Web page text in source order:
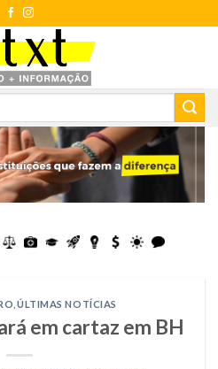
ÚLTIMAS NOTÍCIAS
em cartaz em BH